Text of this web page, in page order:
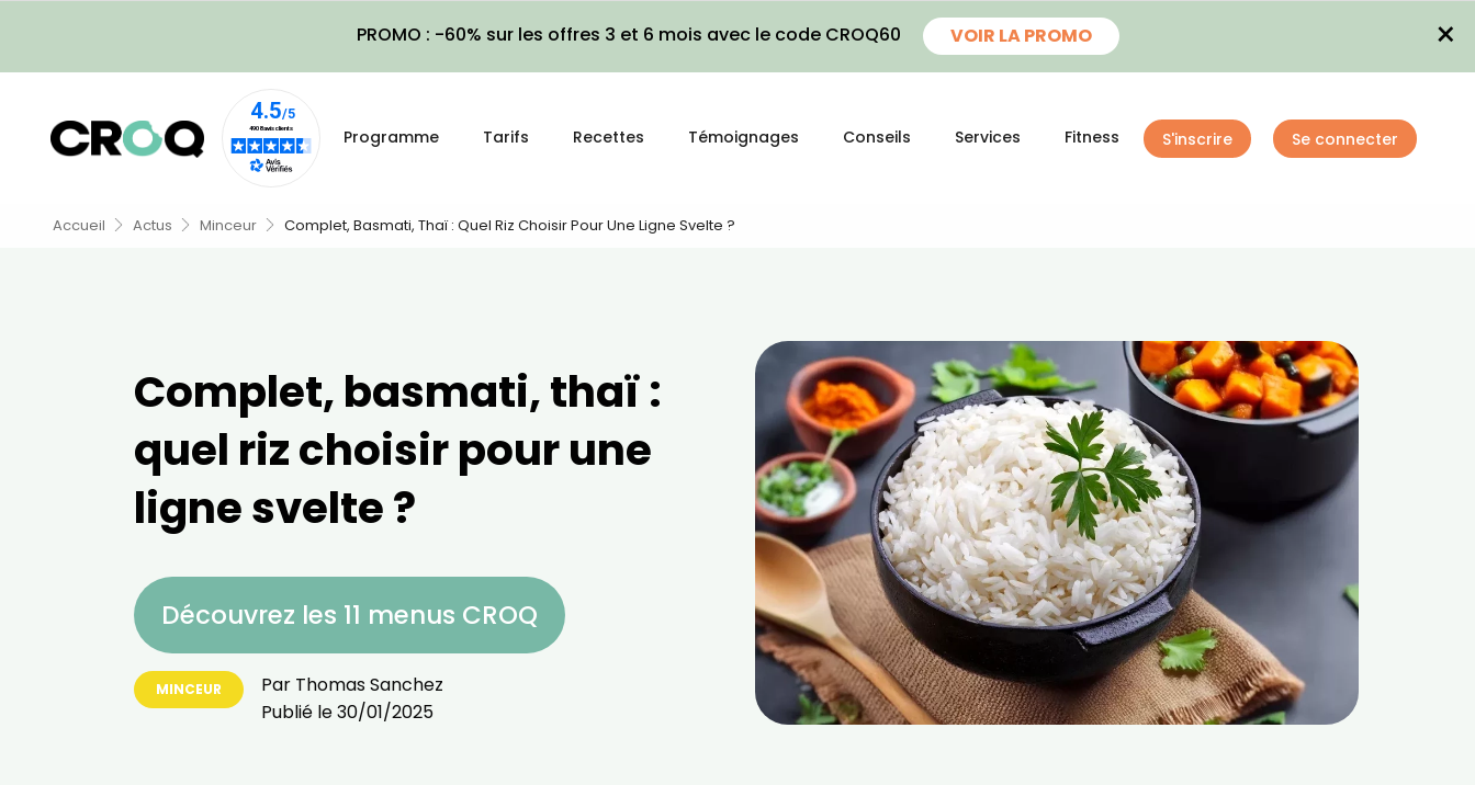
PROMO : -60% sur les offres 3 et 6 mois avec le code CROQ60 VOIR LA PROMO ×
Programme Tarifs Recettes Témoignages Conseils Services Fitness S'inscrire Se connecter
Accueil Actus Minceur Complet, Basmati, Thaï : Quel Riz Choisir Pour Une Ligne Svelte ?
Complet, basmati, thaï :
quel riz choisir pour une
ligne svelte ?
Découvrez les 11 menus CROQ
MINCEUR Par Thomas Sanchez
Publié le30/01/2025